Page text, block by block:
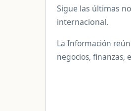
Sigue las últimas
internacional.
La Información
negocios, finanzas,